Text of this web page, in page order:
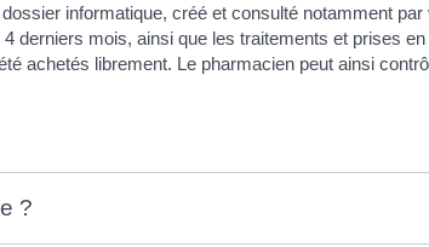
informatique, créé et consulté notamment
derniers mois, ainsi que les traitements et prises
achetés librement. Le pharmacien peut ainsi
?